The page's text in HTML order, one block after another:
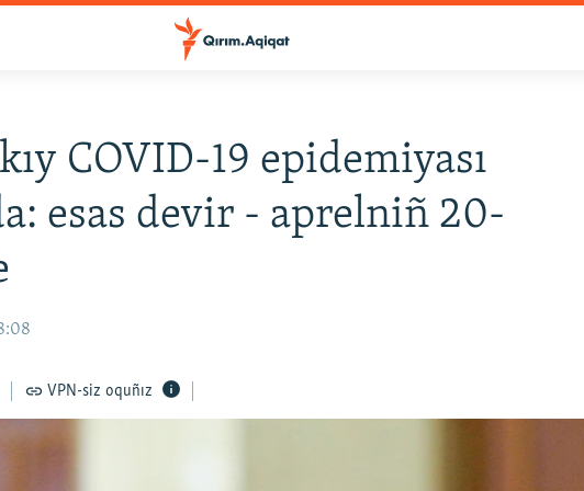
COVID-19 epidemiyası
esas devir - aprelniñ 20-
VPN-siz oquñız